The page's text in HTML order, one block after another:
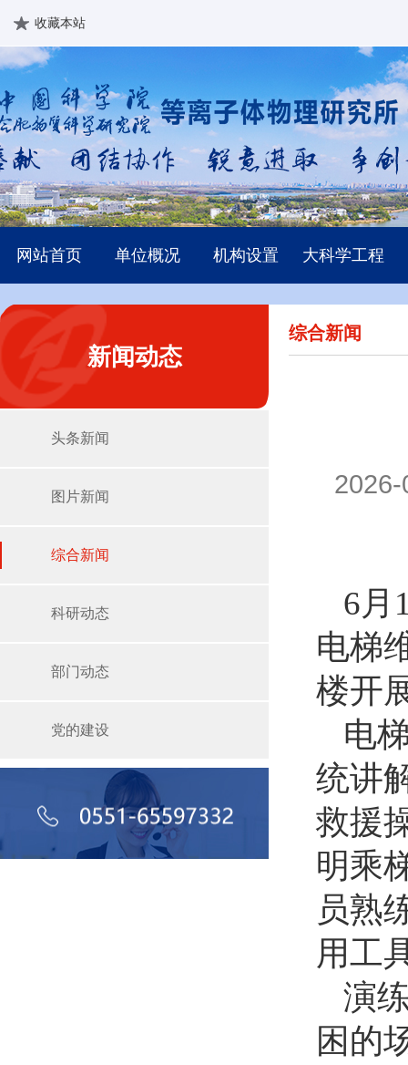
收藏本站
网站首页 单位概况 机构设置 大科学工程
新闻动态
头条新闻
图片新闻
综合新闻
科研动态
部门动态
党的建设
综合新闻
6月
电梯
楼开
电
统讲
救援
明乘
员熟
用工
演
困的